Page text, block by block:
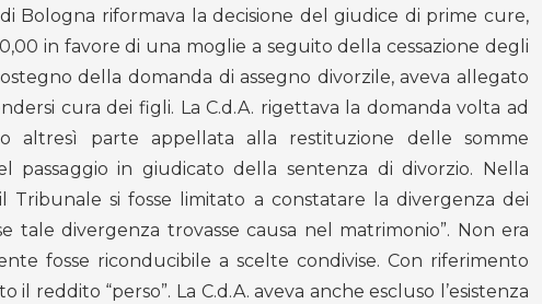
Bologna riformava la decisione del giudice di prime cure,
in favore di una moglie a seguito della cessazione degli
della domanda di assegno divorzile, aveva allegato
cura dei figli. La C.d.A. rigettava la domanda volta ad
altresì parte appellata alla restituzione delle somme
in giudicato della sentenza di divorzio. Nella
Tribunale si fosse limitato a constatare la divergenza dei
tale divergenza trovasse causa nel matrimonio”. Non era
fosse riconducibile a scelte condivise. Con riferimento
reddito “perso”. La C.d.A. aveva anche escluso l’esistenza